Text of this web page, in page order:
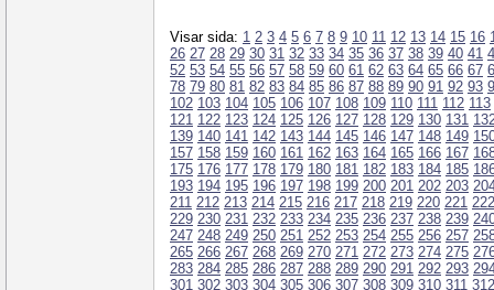
Visar sida: 1 2 3 4 5 6 7 8 9 10 11 12 13 14 15 16
26 27 28 29 30 31 32 33 34 35 36 37 38 39 40 41
52 53 54 55 56 57 58 59 60 61 62 63 64 65 66 67
78 79 80 81 82 83 84 85 86 87 88 89 90 91 92 93
102 103 104 105 106 107 108 109 110 111 112 113
121 122 123 124 125 126 127 128 129 130 131
139 140 141 142 143 144 145 146 147 148 149
157 158 159 160 161 162 163 164 165 166 167
175 176 177 178 179 180 181 182 183 184 185
193 194 195 196 197 198 199 200 201 202 203
211 212 213 214 215 216 217 218 219 220 221 222
229 230 231 232 233 234 235 236 237 238 239
247 248 249 250 251 252 253 254 255 256 257
265 266 267 268 269 270 271 272 273 274 275
283 284 285 286 287 288 289 290 291 292 293
301 302 303 304 305 306 307 308 309 310 311 312